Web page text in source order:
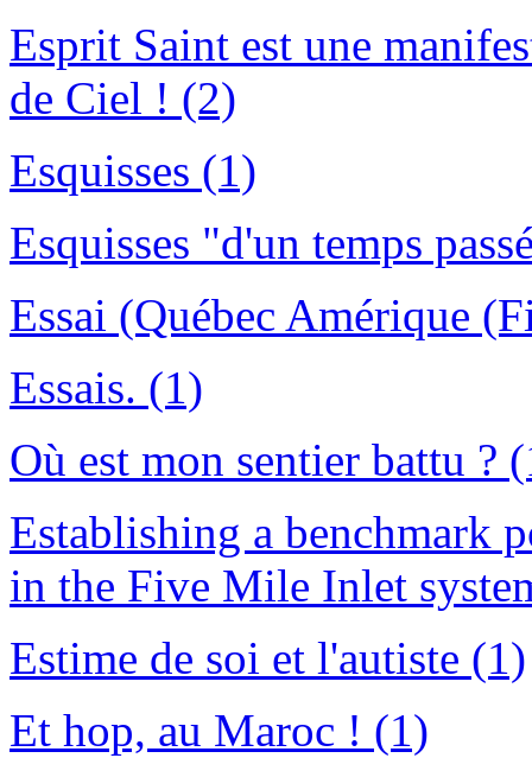
Esprit Saint est une
de Ciel ! (2)
Esquisses (1)
Esquisses "d'un temps
Essai (Québec Amérique
Essais. (1)
Où est mon sentier battu ?
Establishing a benchmark
in the Five Mile Inlet
Estime de soi et l'autiste (1)
Et hop, au Maroc ! (1)